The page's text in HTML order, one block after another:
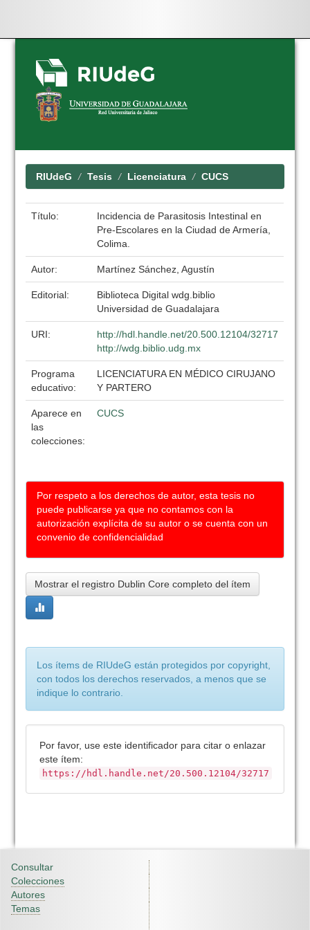
Skip
navigation
RIUdeG Tesis Licenciatura CUCS
Título:
Incidencia de Parasitosis Intestinal en
Pre-Escolares en la Ciudad de Armería,
Colima.
Autor: Martínez Sánchez, Agustín
Editorial:
Biblioteca Digital wdg.biblio
Universidad de Guadalajara
URI:
http://hdl.handle.net/20.500.12104/32717
http://wdg.biblio.udg.mx
Programa
educativo:
LICENCIATURA EN MÉDICO CIRUJANO
Y PARTERO
Aparece en
las
colecciones:
CUCS
Por respeto a los derechos de autor, esta tesis no
puede publicarse ya que no contamos con la
autorización explícita de su autor o se cuenta con un
convenio de confidencialidad
Mostrar el registro Dublin Core completo del ítem
Los ítems de RIUdeG están protegidos por copyright,
con todos los derechos reservados, a menos que se
indique lo contrario.
Por favor, use este identificador para citar o enlazar
este ítem:
https://hdl.handle.net/20.500.12104/32717
Consultar
Colecciones
Autores
Temas